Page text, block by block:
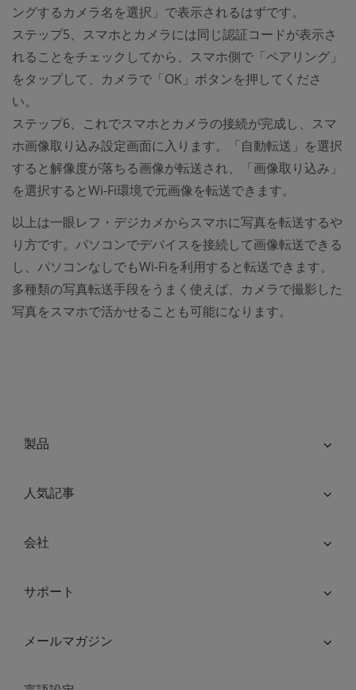
ングするカメラ名を選択」で表示されるはずです。
ステップ5、スマホとカメラには同じ認証コードが表示さ
れることをチェックしてから、スマホ側で「ペアリング」
をタップして、カメラで「OK」ボタンを押してくださ
い。
ステップ6、これでスマホとカメラの接続が完成し、スマ
ホ画像取り込み設定画面に入ります。「自動転送」を選択
すると解像度が落ちる画像が転送され、「画像取り込み」
を選択するとWi-Fi環境で元画像を転送できます。
以上は一眼レフ・デジカメからスマホに写真を転送するや
り方です。パソコンでデバイスを接続して画像転送できる
し、パソコンなしでもWi-Fiを利用すると転送できます。
多種類の写真転送手段をうまく使えば、カメラで撮影した
写真をスマホで活かせることも可能になります。
製品
人気記事
会社
サポート
メールマガジン